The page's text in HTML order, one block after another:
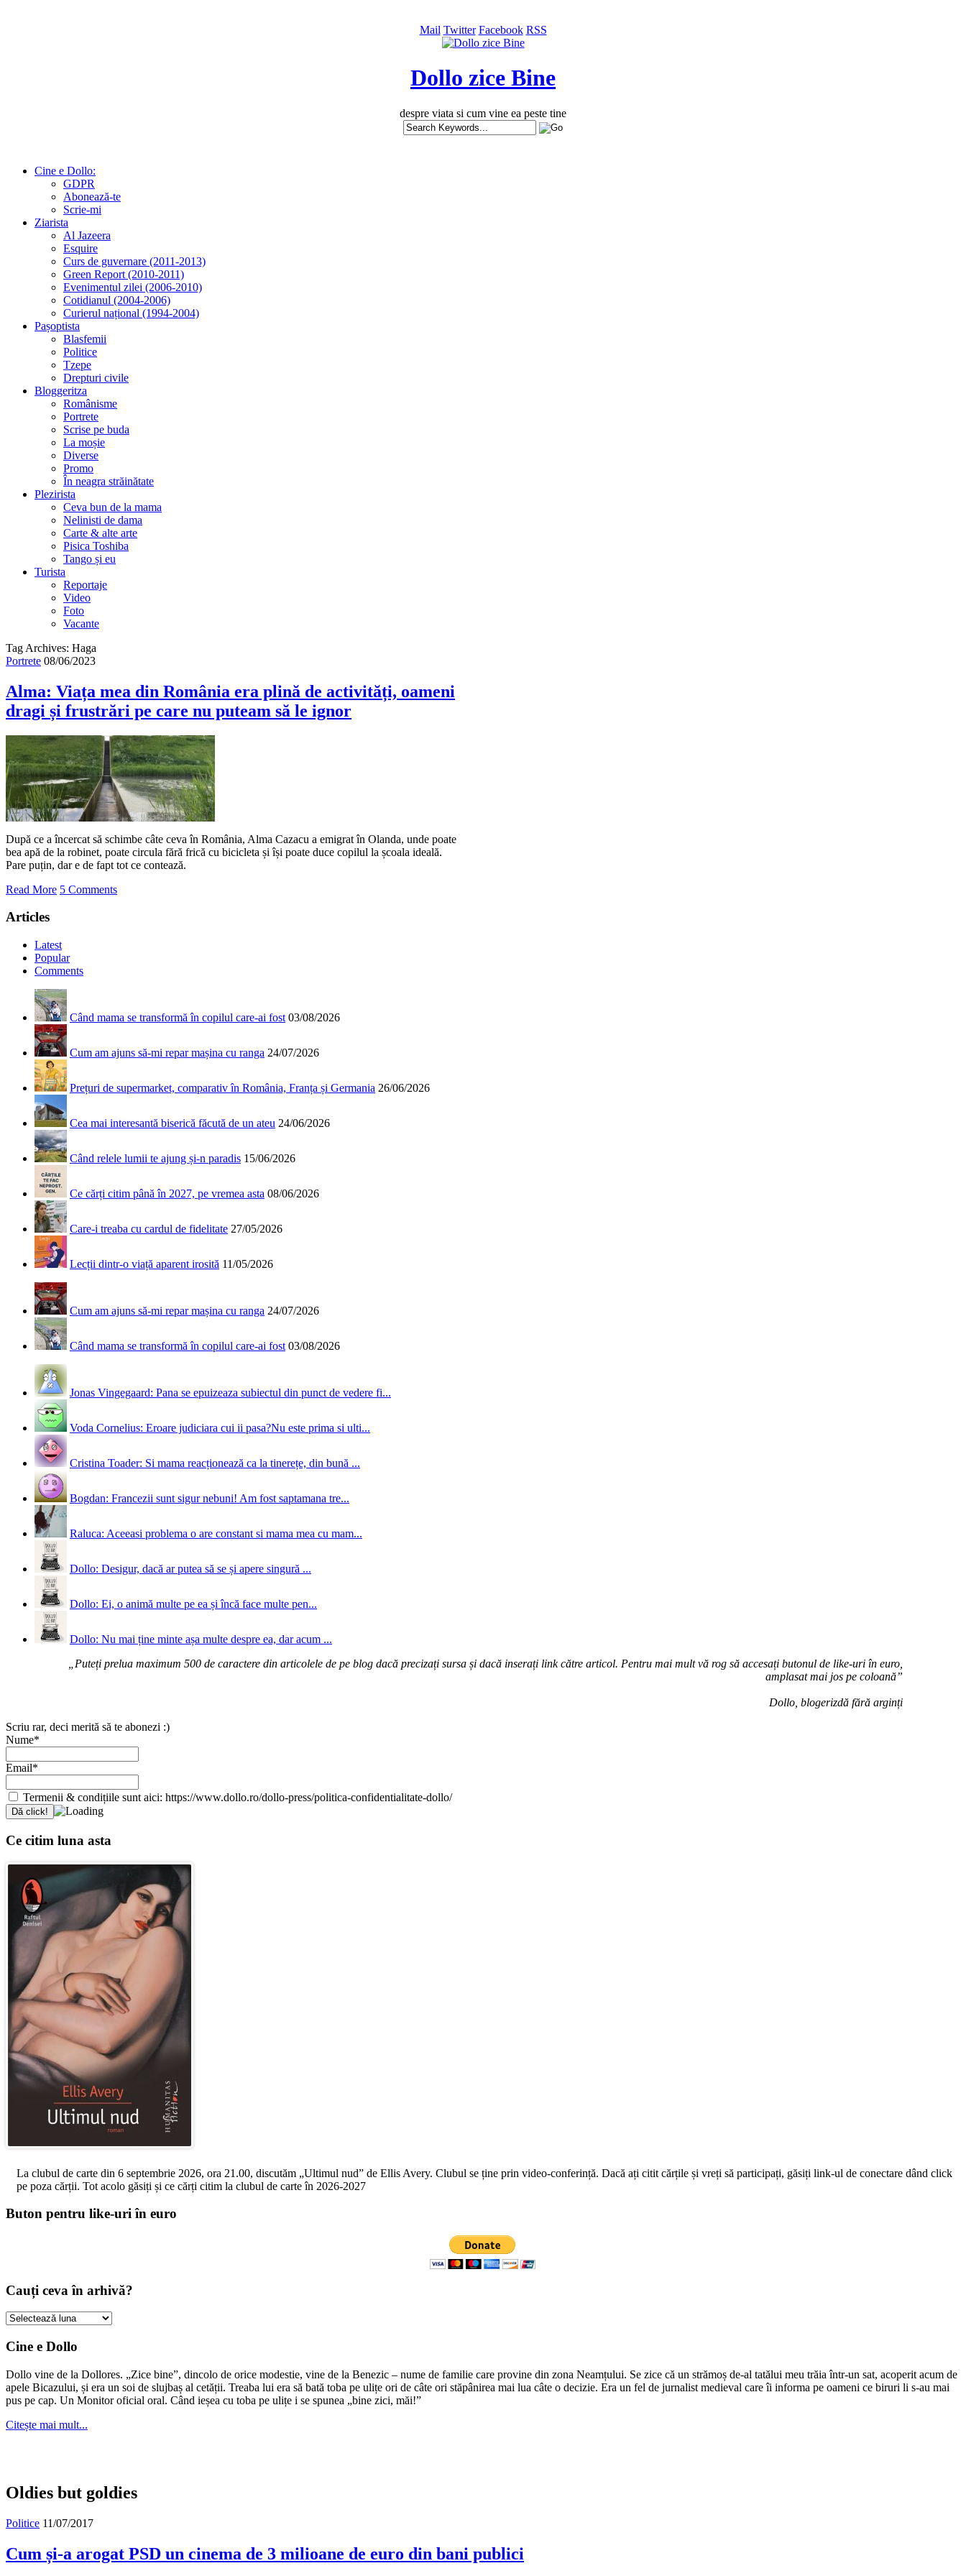
Mail Twitter Facebook RSS
Dollo zice Bine
despre viata si cum vine ea peste tine
Cine e Dollo:
GDPR
Abonează-te
Scrie-mi
Ziarista
Al Jazeera
Esquire
Curs de guvernare (2011-2013)
Green Report (2010-2011)
Evenimentul zilei (2006-2010)
Cotidianul (2004-2006)
Curierul național (1994-2004)
Pașoptista
Blasfemii
Politice
Tzepe
Drepturi civile
Bloggeritza
Românisme
Portrete
Scrise pe buda
La moșie
Diverse
Promo
În neagra străinătate
Plezirista
Ceva bun de la mama
Nelinisti de dama
Carte & alte arte
Pisica Toshiba
Tango și eu
Turista
Reportaje
Video
Foto
Vacante
Tag Archives: Haga
Portrete 08/06/2023
Alma: Viața mea din România era plină de activități, oameni
dragi și frustrări pe care nu puteam să le ignor
După ce a încercat să schimbe câte ceva în România, Alma Cazacu a emigrat în Olanda, unde poate
bea apă de la robinet, poate circula fără frică cu bicicleta și își poate duce copilul la școala ideală.
Pare puțin, dar e de fapt tot ce contează.
Read More 5 Comments
Articles
Latest
Popular
Comments
Când mama se transformă în copilul care-ai fost 03/08/2026
Cum am ajuns să-mi repar mașina cu ranga 24/07/2026
Prețuri de supermarket, comparativ în România, Franța și Germania 26/06/2026
Cea mai interesantă biserică făcută de un ateu 24/06/2026
Când relele lumii te ajung și-n paradis 15/06/2026
Ce cărți citim până în 2027, pe vremea asta 08/06/2026
Care-i treaba cu cardul de fidelitate 27/05/2026
Lecții dintr-o viață aparent irosită 11/05/2026
Cum am ajuns să-mi repar mașina cu ranga 24/07/2026
Când mama se transformă în copilul care-ai fost 03/08/2026
Jonas Vingegaard: Pana se epuizeaza subiectul din punct de vedere fi...
Voda Cornelius: Eroare judiciara cui ii pasa?Nu este prima si ulti...
Cristina Toader: Si mama reacționează ca la tinerețe, din bună ...
Bogdan: Francezii sunt sigur nebuni! Am fost saptamana tre...
Raluca: Aceeasi problema o are constant si mama mea cu mam...
Dollo: Desigur, dacă ar putea să se și apere singură ...
Dollo: Ei, o animă multe pe ea și încă face multe pen...
Dollo: Nu mai ține minte așa multe despre ea, dar acum ...
„Puteți prelua maximum 500 de caractere din articolele de pe blog dacă precizați sursa și dacă inserați link către articol. Pentru mai mult vă rog să accesați butonul de like-uri în euro,
amplasat mai jos pe coloană”
Dollo, blogerizdă fără arginți
Scriu rar, deci merită să te abonezi :)
Nume*
Email*
Termenii & condițiile sunt aici: https://www.dollo.ro/dollo-press/politica-confidentialitate-dollo/
Ce citim luna asta
La clubul de carte din 6 septembrie 2026, ora 21.00, discutăm „Ultimul nud” de Ellis Avery. Clubul se ține prin video-conferință. Dacă ați citit cărțile și vreți să participați, găsiți link-ul de conectare dând click
pe poza cărții. Tot acolo găsiți și ce cărți citim la clubul de carte în 2026-2027
Buton pentru like-uri în euro
Cauți ceva în arhivă?
Cauți
în
Cine e Dollo
Dollo vine de la Dollores. „Zice bine”, dincolo de orice modestie, vine de la Benezic – nume de familie care provine din zona Neamțului. Se zice că un strămoș de-al tatălui meu trăia într-un sat, acoperit acum de
apele Bicazului, și era un soi de slujbaș al cetății. Treaba lui era să bată toba pe ulițe ori de câte ori stăpânirea mai lua câte o decizie. Era un fel de jurnalist medieval care îi informa pe oameni ce biruri li s-au mai
pus pe cap. Un Monitor oficial oral. Când ieșea cu toba pe ulițe i se spunea „bine zici, măi!”
Citește mai mult...
Oldies but goldies
Politice 11/07/2017
Cum și-a arogat PSD un cinema de 3 milioane de euro din bani publici